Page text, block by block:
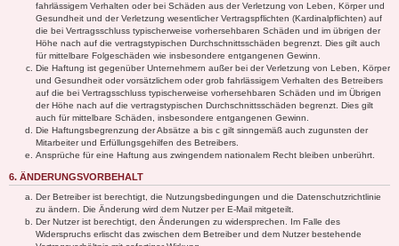
fahrlässigem Verhalten oder bei Schäden aus der Verletzung von Leben, Körper und
Gesundheit und der Verletzung wesentlicher Vertragspflichten (Kardinalpflichten) auf
die bei Vertragsschluss typischerweise vorhersehbaren Schäden und im übrigen der
Höhe nach auf die vertragstypischen Durchschnittsschäden begrenzt. Dies gilt auch
für mittelbare Folgeschäden wie insbesondere entgangenen Gewinn.
Die Haftung ist gegenüber Unternehmern außer bei der Verletzung von Leben, Körper
und Gesundheit oder vorsätzlichem oder grob fahrlässigem Verhalten des Betreibers
auf die bei Vertragsschluss typischerweise vorhersehbaren Schäden und im Übrigen
der Höhe nach auf die vertragstypischen Durchschnittsschäden begrenzt. Dies gilt
auch für mittelbare Schäden, insbesondere entgangenen Gewinn.
Die Haftungsbegrenzung der Absätze a bis c gilt sinngemäß auch zugunsten der
Mitarbeiter und Erfüllungsgehilfen des Betreibers.
Ansprüche für eine Haftung aus zwingendem nationalem Recht bleiben unberührt.
6. ÄNDERUNGSVORBEHALT
Der Betreiber ist berechtigt, die Nutzungsbedingungen und die Datenschutzrichtlinie
zu ändern. Die Änderung wird dem Nutzer per E-Mail mitgeteilt.
Der Nutzer ist berechtigt, den Änderungen zu widersprechen. Im Falle des
Widerspruchs erlischt das zwischen dem Betreiber und dem Nutzer bestehende